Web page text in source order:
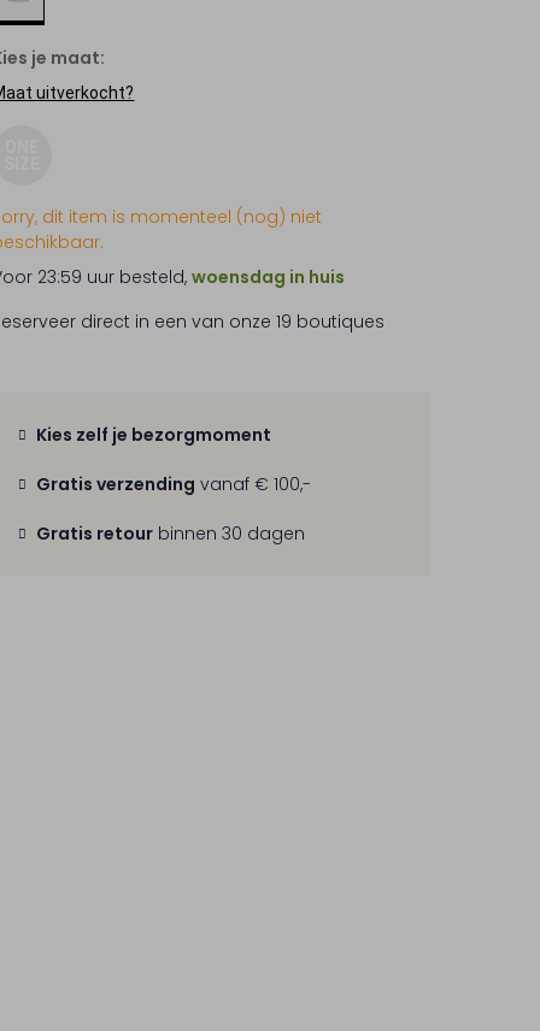
je maat:
uitverkocht?
dit item is momenteel (nog) niet
23:59 uur besteld, woensdag in huis
direct in een van onze 19 boutiques
Kies zelf je bezorgmoment
Gratis verzending vanaf € 100,-
Gratis retour binnen 30 dagen